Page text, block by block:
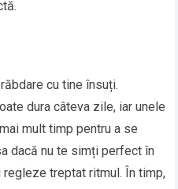
cu tine însuți.
dura câteva zile, iar unele
mult timp pentru a se
dacă nu te simți perfect în
treptat ritmul. În timp,